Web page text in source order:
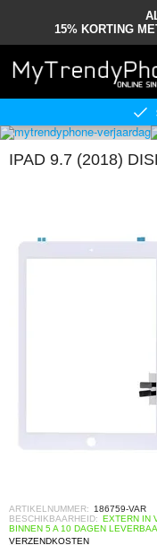
15% KORTING
IPAD 9.7 (2018)
ARTIKELNUMMER:
186759-VAR
BESCHIKBAARHEID: EXTERN IN
BINNEN 5 A 10 DAGEN
VERZENDKOSTEN